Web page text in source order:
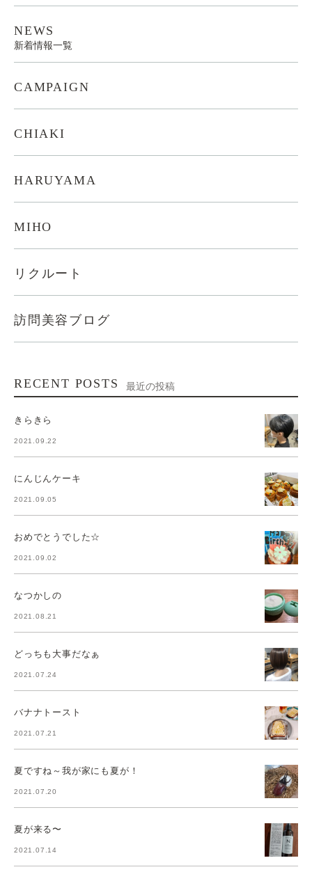
NEWS
新着情報一覧
CAMPAIGN
CHIAKI
HARUYAMA
MIHO
リクルート
訪問美容ブログ
RECENT POSTS 最近の投稿
きらきら
2021.09.22
にんじんケーキ
2021.09.05
おめでとうでした☆
2021.09.02
なつかしの
2021.08.21
どっちも大事だなぁ
2021.07.24
バナナトースト
2021.07.21
夏ですね～我が家にも夏が！
2021.07.20
夏が来る〜
2021.07.14